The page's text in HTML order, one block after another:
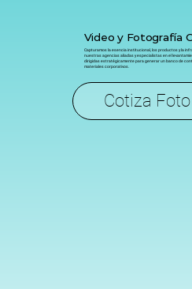
Video y Fotografía
Capturamos la esencia institucional, los productos y la
nuestras agencias aliadas y especialistas en el
dirigidas estratégicamente para generar un banco de
materiales corporativos.
Cotiza